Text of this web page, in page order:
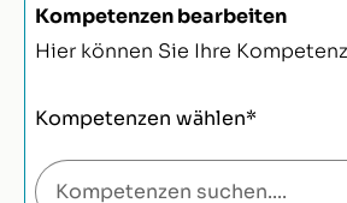
Kompetenzen bearbeiten
Hier können Sie Ihre
Kompetenzen wählen*